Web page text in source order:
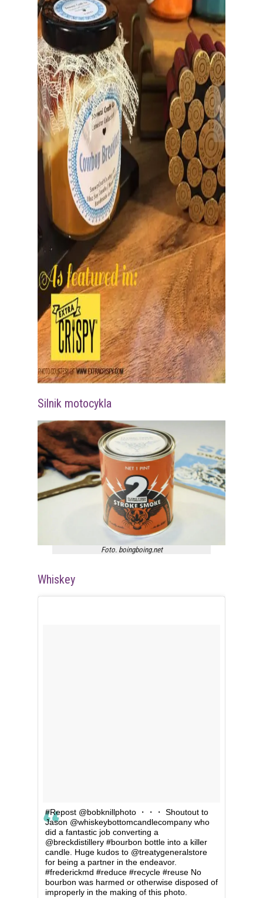
Silnik motocykla
Foto. boingboing.net
Whiskey
#Repost @bobknillphoto ・・・ Shoutout to
Jason @whiskeybottomcandlecompany who
did a fantastic job converting a
@breckdistillery #bourbon bottle into a killer
candle. Huge kudos to @treatygeneralstore
for being a partner in the endeavor.
#frederickmd #reduce #recycle #reuse No
bourbon was harmed or otherwise disposed of
improperly in the making of this photo.